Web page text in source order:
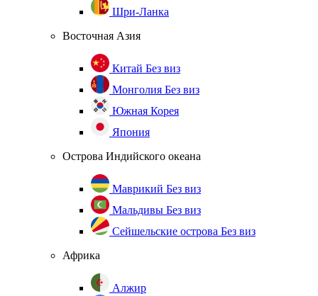
Шри-Ланка
Восточная Азия
Китай Без виз
Монголия Без виз
Южная Корея
Япония
Острова Индийского океана
Маврикий Без виз
Мальдивы Без виз
Сейшельские острова Без виз
Африка
Алжир